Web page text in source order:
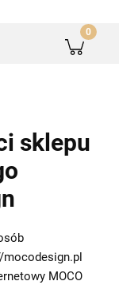
sklepu
mocodesign.pl
MOCO